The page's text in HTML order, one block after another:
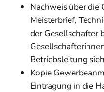
Nachweis über die
Meisterbrief,
der Gesellschafter
Betriebsleitung
Kopie
Eintragung in die